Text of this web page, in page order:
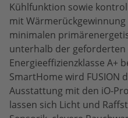
Kühlfunktion sowie
mit
minimalen
unterhalb der
Energieeffizienzklasse A+
SmartHome wird FUSION
Ausstattung mit den iO-
lassen sich Licht und